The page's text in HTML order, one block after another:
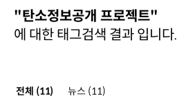
"탄소정보공개 프로젝트"
에 대한 태그검색 결과 입니다.
전체 (11) 뉴스 (11)